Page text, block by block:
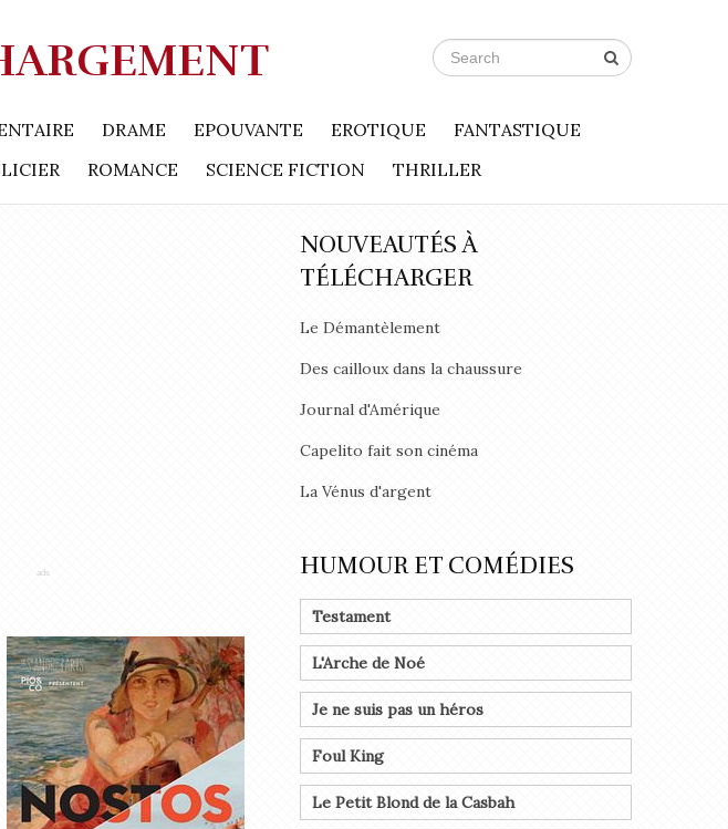
DRAME EPOUVANTE EROTIQUE
FANTASTIQUE
ROMANCE SCIENCE FICTION THRILLER
NOUVEAUTÉS À
TÉLÉCHARGER
Le Démantèlement
Des cailloux dans la chaussure
Journal d'Amérique
Capelito fait son cinéma
La Vénus d'argent
HUMOUR ET COMÉDIES
Testament
L'Arche de Noé
Je ne suis pas un héros
Foul King
Le Petit Blond de la Casbah